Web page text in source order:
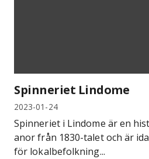
Spinneriet Lindome
2023-01-24
Spinneriet i Lindome är en
anor från 1830-talet och är
för lokalbefolkning...